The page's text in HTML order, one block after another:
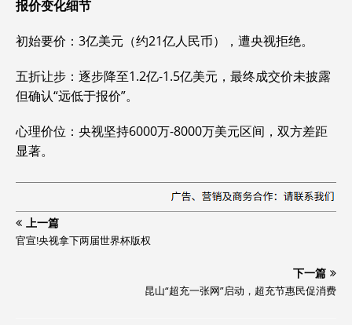
报价变化细节
‌初始要价‌：3亿美元（约21亿人民币），遭央视拒绝。‌‌
‌五折让步‌：逐步降至1.2亿-1.5亿美元，最终成交价未披露
但确认“远低于报价”。‌‌
‌心理价位‌：央视坚持6000万-8000万美元区间，双方差距
显著。‌‌
上一篇
官宣!央视拿下两届世界杯版权
下一篇
昆山“超充一张网”启动，超充节惠民促消费